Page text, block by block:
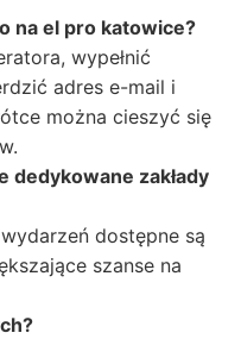
na el pro katowice?
wypełnić
adres e-mail i
można cieszyć się
dedykowane zakłady
dostępne są
szanse na